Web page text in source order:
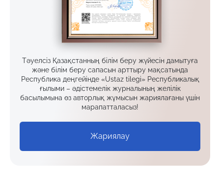
Тәуелсіз Қазақстанның білім беру жүйесін дамытуға
және білім беру сапасын арттыру мақсатында
Республика деңгейінде «Ustaz tilegi» Республикалық
ғылыми – әдістемелік журналының желілік
басылымына өз авторлық жұмысын жариялағаны үшін
марапатталасыз!
Жариялау